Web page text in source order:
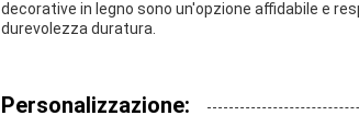
decorative in legno sono un'opzione affidabile e
durevolezza duratura.
Personalizzazione: